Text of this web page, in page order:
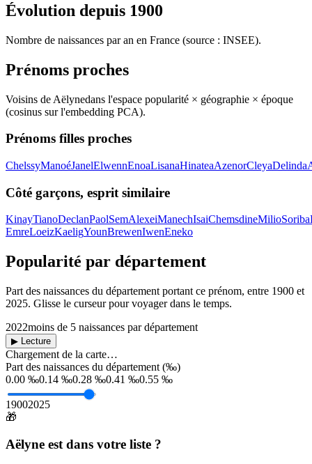
Évolution depuis 1900
Nombre de naissances par an en France (source : INSEE).
Prénoms proches
Voisins de Aëlynedans l'espace popularité × géographie × époque
(cosinus sur l'embedding PCA).
Prénoms filles proches
ChelssyManoéJanelElwennEnoaLisanaHinateaAzenorCleyaDelinda
Côté garçons, esprit similaire
KinayTianoDeclanPaolSemAlexeiManechIsaiChemsdineMilioSoriba
EmreLoeizKaeligYounBrewenIwenEneko
Popularité par département
Part des naissances du département portant ce prénom, entre 1900 et
2025. Glisse le curseur pour voyager dans le temps.
2022moins de 5 naissances par département
▶ Lecture
Chargement de la carte…
Part des naissances du département (‰)
0.00 ‰0.14 ‰0.28 ‰0.41 ‰0.55 ‰
19002025
🎁
Aëlyne est dans votre liste ?